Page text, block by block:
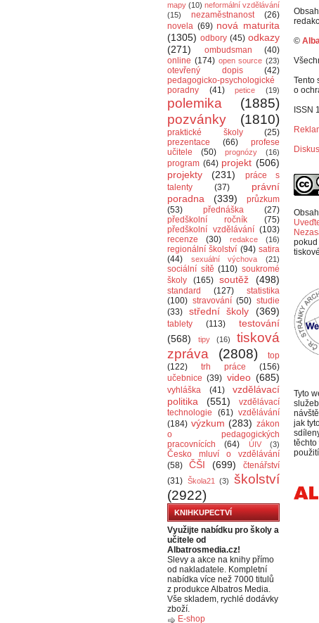
mapy (10) neformální vzdělávání
(15)
nezaměstnanost
(26)
novela (69) nová maturita
(1305) odbory (45) odkazy
(271)
ombudsman
(40)
online (174) open source (23)
otevřený dopis
(42)
pedagogicko-psychologické
poradny
(41) petice (19)
polemika
(1885)
pozvánky
(1810)
praktické školy
(25)
prezentace
(66)
profese
učitele
(50) prognózy (16)
program (64) projekt (506)
projekty
(231)
práce s
talenty
(37)
právní
poradna
(339)
průzkum
(53)
přednáška
(27)
předškolní ročník
(75)
předškolní vzdělávání (103)
recenze
(30) redakce (16)
regionální školství (94) satira
(44)
sexuální výchova (21)
sociální sítě (110) soukromé
školy
(165) soutěž (498)
standard (127)
statistika
(100) stravování (50) studie
(33)
střední školy (369)
tablety (113)
testování
(568)
tipy (16)
tisková
zpráva
(2808)
top
(122)
trh práce
(156)
učebnice (39) video (685)
vyhláška (41)
vzdělávací
politika
(551)
vzdělávací
technologie
(61) vzdělávání
(184) výzkum (283) zákon
o pedagogických
pracovnících
(64) ÚIV (3)
Česko mluví o vzdělávání
(58)
ČŠI (699)
čtenářství
(31) Škola21 (3)
školství
(2922)
KNIHKUPECTVÍ
Využijte nabídku pro školy a
učitele od
Albatrosmedia.cz!
Slevy a akce na knihy přímo
od nakladatele. Kompletní
nabídka více než 7000 titulů
z produkce Albatros Media.
Vše skladem, rychlé dodávky
zboží.
E-shop
©
Tento
o
ISSN
p
Tyto
jak
těchto